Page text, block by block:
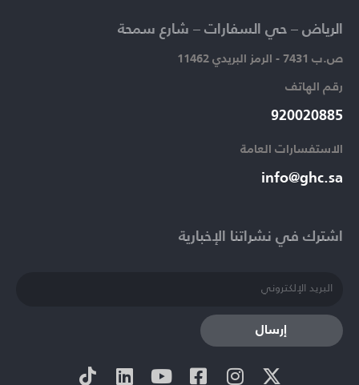
اشترك في نشراتنا الإخبارية​
إرسال
الرياض – حي السفارات – شارع سمحة​
ص.ب 7431 - الرمز البريدي 11462
رقم الهاتف​
920020885​
الاستفسارات العامة ​
info@ghc.sa​